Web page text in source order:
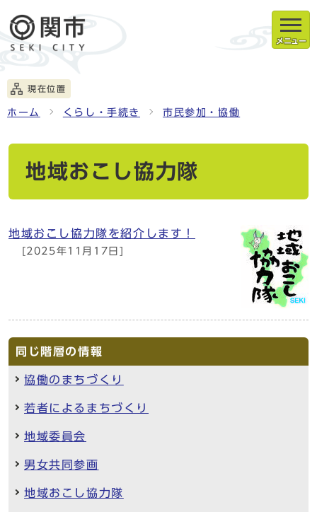
メニュー
現在位置
ホーム くらし・手続き 市民参加・協働
地域おこし協力隊
地域おこし協力隊を紹介します！
[2025年11月17日]
同じ階層の情報
協働のまちづくり
若者によるまちづくり
地域委員会
男女共同参画
地域おこし協力隊